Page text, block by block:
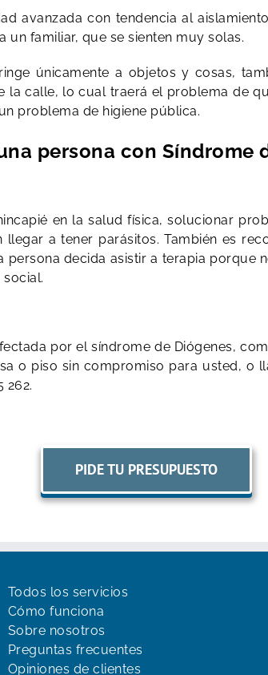
avanzada con tendencia al
familiar, que se sienten muy solas.
únicamente a objetos y cosas,
la calle, lo cual traerá el problema de
problema de higiene pública.
persona con Síndrome
en la salud física, solucionar
a tener parásitos. También es
decida asistir a terapia porque
por el síndrome de Diógenes,
o piso sin compromiso para usted, o
262.
PIDE TU PRESUPUESTO
Todos los servicios
Cómo funciona
Sobre nosotros
Preguntas frecuentes
Opiniones de clientes